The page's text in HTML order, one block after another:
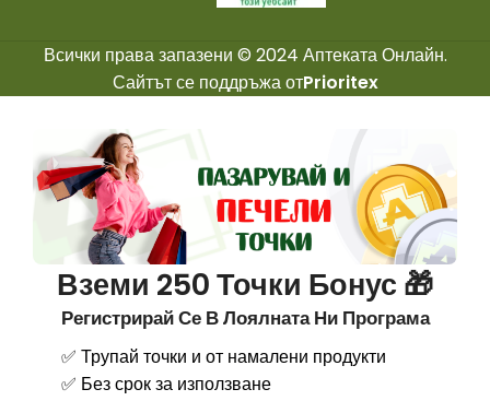
Всички права запазени © 2024 Аптеката Онлайн.
Сайтът се поддръжа отPrioritex
Вземи 250 Точки Бонус 🎁
Регистрирай Се В Лоялната Ни Програма
✅ Трупай точки и от намалени продукти
✅ Без срок за използване